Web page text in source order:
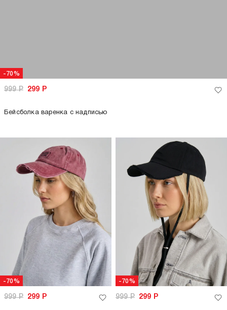
-70%
999Р 299 Р
Бейсболка варенка с надписью
-70%
999Р 299 Р
-70%
999Р 299 Р